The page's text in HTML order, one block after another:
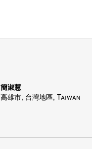
簡淑慧
高雄市, 台灣地區, Taiwan